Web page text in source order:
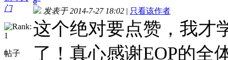
门
帖子
发表于 2014-7-27 18:02 | 只看该作者
这个绝对要点赞，我才
了！真心感谢EOP的全